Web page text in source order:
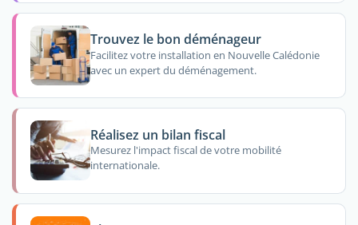
Trouvez le bon déménageur
Facilitez votre installation en Nouvelle Calédonie
avec un expert du déménagement.
Réalisez un bilan fiscal
Mesurez l'impact fiscal de votre mobilité
internationale.